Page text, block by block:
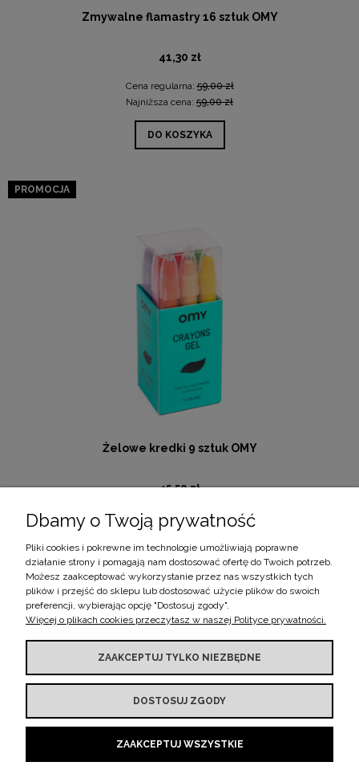
Zmywalne flamastry 16 sztuk OMY
41,30 zł
Cena regularna:59,00 zł
Najniższa cena: 59,00 zł
DO KOSZYKA
Żelowe kredki 9 sztuk OMY
45,50 zł
Cena regularna: 65,00 zł
Najniższa cena:
DO KOSZYKA
PROMOCJA
BOBO MOMENTS
INFORMACJE
MOJE KONTO
Dbamy o Twoją prywatność
Pliki cookies i pokrewne im technologie umożliwiają poprawne
działanie strony i pomagają nam dostosować ofertę do Twoich potrzeb.
Możesz zaakceptować wykorzystanie przez nas wszystkich tych
plików i przejść do sklepu lub dostosować użycie plików do swoich
preferencji, wybierając opcję "Dostosuj zgody".
Więcej o plikach cookies przeczytasz w naszej Polityce prywatności.
ZAAKCEPTUJ TYLKO NIEZBĘDNE
DOSTOSUJ ZGODY
ZAAKCEPTUJ WSZYSTKIE